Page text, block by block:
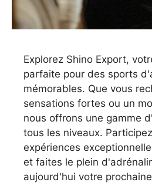
Explorez Shino Export,
parfaite pour des sports
mémorables. Que vous
sensations fortes ou un
nous offrons une gamme
tous les niveaux.
expériences
et faites le plein
aujourd'hui votre